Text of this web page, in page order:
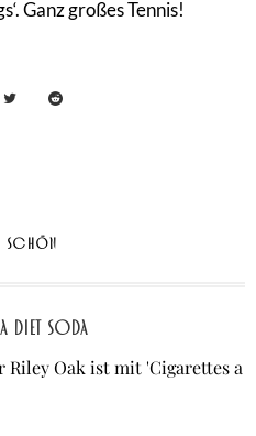
Ganz großes Tennis!
SCHÖN
Diet Soda
Oak ist mit 'Cigarettes a